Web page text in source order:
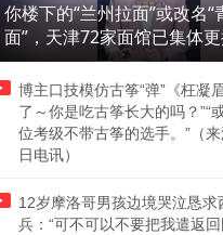
你楼下的“兰州拉面”或改名“
面”，天津72家面馆已集体
博主口技模仿古筝“弹”《枉凝
了～你是吃古筝长大的吗？”“
位考级不带古筝的选手。”（
日电讯）
12岁摩洛哥男孩边境哭泣恳求
兵：“可不可以不要把我遣返回